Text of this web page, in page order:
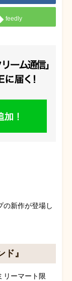
feedly
の新作が登場し
』
リーマート限